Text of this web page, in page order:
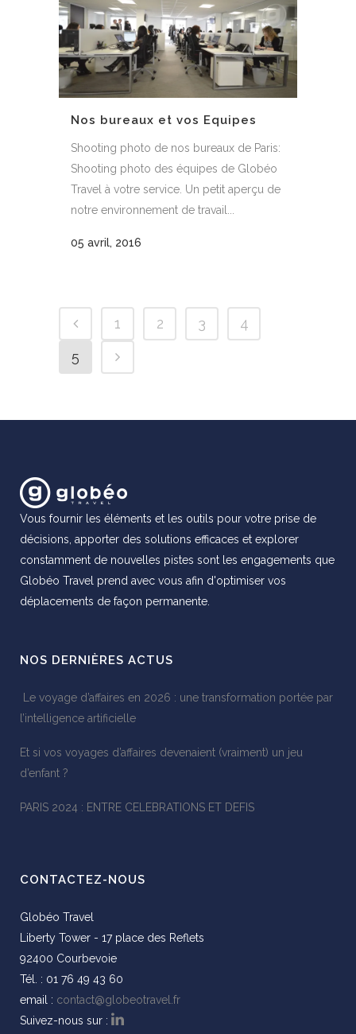
Nos bureaux et vos Equipes
Shooting photo de nos bureaux de Paris:
Shooting photo des équipes de Globéo
Travel à votre service. Un petit aperçu de
notre environnement de travail...
05 avril, 2016
1 2 3
4
5
Vous fournir les éléments et les outils pour votre prise de
décisions, apporter des solutions efficaces et explorer
constamment de nouvelles pistes sont les engagements que
Globéo Travel prend avec vous afin d'optimiser vos
déplacements de façon permanente.
NOS DERNIÈRES ACTUS
Le voyage d’affaires en 2026 : une transformation portée par
l’intelligence artificielle
Et si vos voyages d’affaires devenaient (vraiment) un jeu
d’enfant ?
PARIS 2024 : ENTRE CELEBRATIONS ET DEFIS
CONTACTEZ-NOUS
Globéo Travel
Liberty Tower - 17 place des Reflets
92400 Courbevoie
Tél. : 01 76 49 43 60
email : contact@globeotravel.fr
Suivez-nous sur :